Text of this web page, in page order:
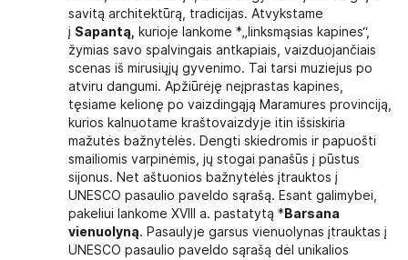
savitą architektūrą, tradicijas. Atvykstame
į Sapantą,
kurioje lankome *„linksmąsias kapines“,
žymias savo spalvingais antkapiais, vaizduojančiais
scenas iš mirusiųjų gyvenimo. Tai tarsi muziejus po
atviru dangumi. Apžiūrėję neįprastas kapines,
tęsiame kelionę po vaizdingąją Maramures provinciją,
kurios kalnuotame kraštovaizdyje itin išsiskiria
mažutės bažnytėlės. Dengti skiedromis ir papuošti
smailiomis varpinėmis, jų stogai panašūs į pūstus
sijonus. Net aštuonios bažnytėlės įtrauktos į
UNESCO pasaulio paveldo sąrašą. Esant galimybei,
pakeliui lankome XVIII a. pastatytą * Barsana
vienuolyną. Pasaulyje garsus vienuolynas įtrauktas į
UNESCO pasaulio paveldo sąrašą dėl unikalios